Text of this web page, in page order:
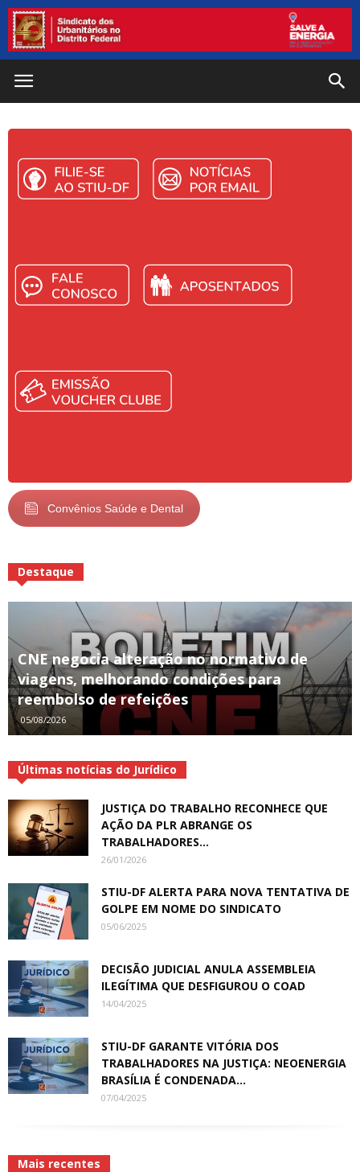
Convênios Saúde e Dental
Destaque
CNE negocia alteração no normativo de
viagens, melhorando condições para
reembolso de refeições
05/08/2026
Últimas notícias do Jurídico
JUSTIÇA DO TRABALHO RECONHECE QUE
AÇÃO DA PLR ABRANGE OS
TRABALHADORES...
26/01/2026
STIU-DF ALERTA PARA NOVA TENTATIVA DE
GOLPE EM NOME DO SINDICATO
05/06/2025
DECISÃO JUDICIAL ANULA ASSEMBLEIA
ILEGÍTIMA QUE DESFIGUROU O COAD
14/04/2025
STIU-DF GARANTE VITÓRIA DOS
TRABALHADORES NA JUSTIÇA: NEOENERGIA
BRASÍLIA É CONDENADA...
07/04/2025
Mais recentes